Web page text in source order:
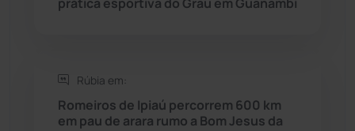
Sítio do Mato
Sudoeste Baiano (1530)
Rúbia em:
Romeiros de Ipiaú percorrem 600 km
em pau de arara rumo a Bom Jesus da